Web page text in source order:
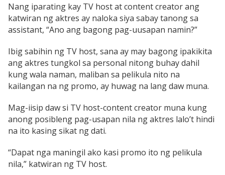
Nang iparating kay TV host at content creator ang
katwiran ng aktres ay naloka siya sabay tanong sa
assistant, “Ano ang bagong pag-uusapan namin?”
Ibig sabihin ng TV host, sana ay may bagong ipakikita
ang aktres tungkol sa personal nitong buhay dahil
kung wala naman, maliban sa pelikula nito na
kailangan na ng promo, ay huwag na lang daw muna.
Mag-iisip daw si TV host-content creator muna kung
anong posibleng pag-usapan nila ng aktres lalo’t hindi
na ito kasing sikat ng dati.
“Dapat nga maningil ako kasi promo ito ng pelikula
nila,” katwiran ng TV host.